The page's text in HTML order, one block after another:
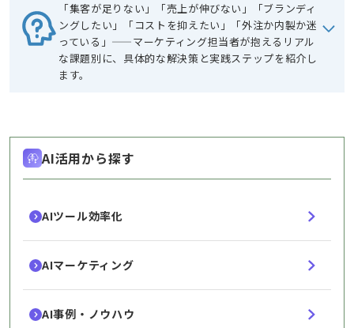
「集客が足りない」「売上が伸びない」「ブランディ
ングしたい」「コストを抑えたい」「外注か内製か迷
っている」——マーケティング担当者が抱えるリアル
な課題別に、具体的な解決策と実践ステップを紹介し
ます。
AI活用から探す
AIツール効率化
AIマーケティング
AI事例・ノウハウ